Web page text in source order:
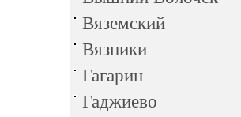
Вяземский
Вязники
Гагарин
Гаджиево